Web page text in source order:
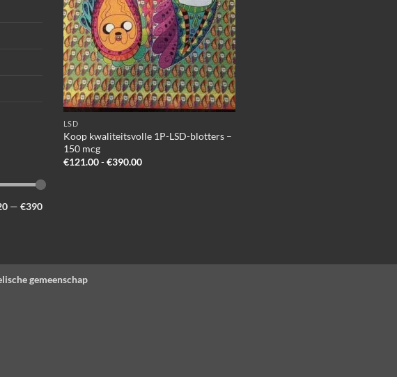
— €390
LSD
Koop kwaliteitsvolle 1P-LSD-blotters –
150 mcg
€121.00-€390.00Prijsklasse:
gemeenschap